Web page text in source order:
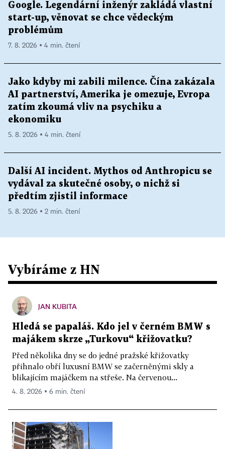
Google. Legendární inženýr zakládá vlastní
start-up, věnovat se chce vědeckým
problémům
7. 8. 2026 ▪ 4 min. čtení
Jako kdyby mi zabili milence. Čína zakázala
AI partnerství, Amerika je omezuje, Evropa
zatím zkoumá vliv na psychiku a
ekonomiku
5. 8. 2026 ▪ 4 min. čtení
Další AI incident. Mythos od Anthropicu se
vydával za skutečné osoby, o nichž si
předtím zjistil informace
5. 8. 2026 ▪ 2 min. čtení
Vybíráme z HN
JAN KUBITA
Hledá se papaláš. Kdo jel v černém BMW s
majákem skrze „Turkovu“ křižovatku?
Před několika dny se do jedné pražské křižovatky
přihnalo obří luxusní BMW se začerněnými skly a
blikajícím majáčkem na střeše. Na červenou...
4. 8. 2026 ▪ 6 min. čtení